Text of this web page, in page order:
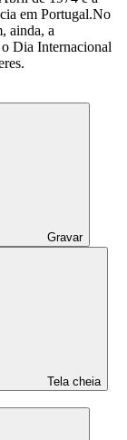
em Portugal.No
ainda, a
Dia Internacional
Gravar
Tela cheia